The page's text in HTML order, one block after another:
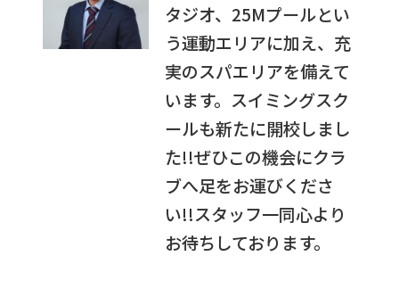
タジオ、25Mプールとい
う運動エリアに加え、充
実のスパエリアを備えて
います。スイミングスク
ールも新たに開校しまし
た!!ぜひこの機会にクラ
ブへ足をお運びくださ
い!!スタッフ一同心より
お待ちしております。